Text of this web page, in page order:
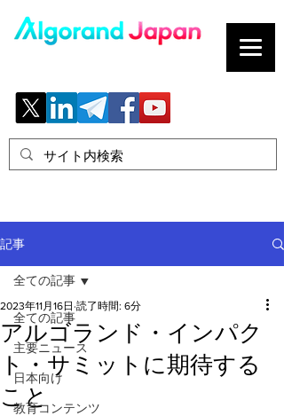
記事
全ての記事
主要ニュース
日本向け
教育コンテンツ
全ての記事
アルゴランド・インパク
ト・サミットに期待する
こと
2023年11月16日 読了時間: 6分